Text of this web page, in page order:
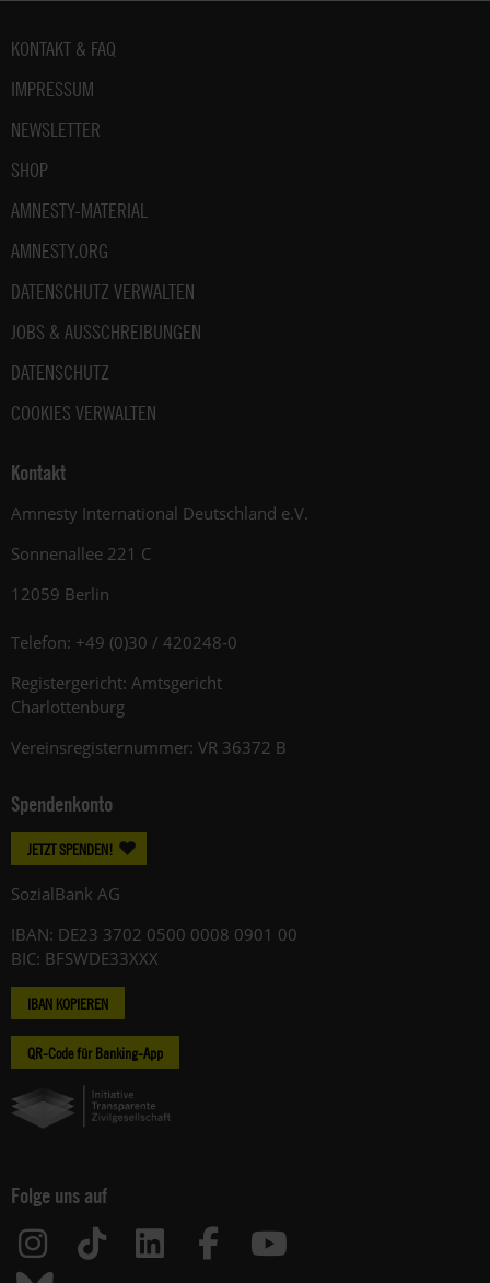
Fußbereich
KONTAKT & FAQ
IMPRESSUM
NEWSLETTER
SHOP
AMNESTY-MATERIAL
AMNESTY.ORG
DATENSCHUTZ VERWALTEN
JOBS & AUSSCHREIBUNGEN
DATENSCHUTZ
COOKIES VERWALTEN
Kontakt
Amnesty International Deutschland e.V.
Sonnenallee 221 C
12059 Berlin
Telefon: +49 (0)30 / 420248-0
Registergericht: Amtsgericht
Charlottenburg
Vereinsregisternummer: VR 36372 B
Spendenkonto
JETZT SPENDEN!
SozialBank AG
IBAN: DE23 3702 0500 0008 0901 00
BIC: BFSWDE33XXX
IBAN KOPIEREN
QR-Code für Banking-App
Folge uns auf